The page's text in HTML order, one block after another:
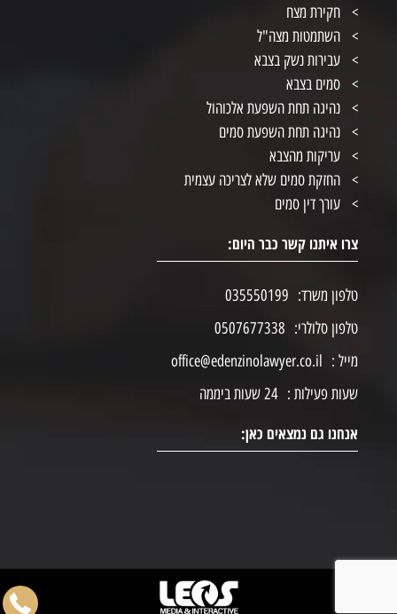
חקירת מצח
השתמטות מצה"ל
עבירות נשק בצבא
סמים בצבא
נהיגה תחת השפעת אלכוהול
נהיגה תחת השפעת סמים
עריקות מהצבא
החזקת סמים שלא לצריכה עצמית
עורך דין סמים
צרו איתנו קשר כבר היום:
טלפון משרד: 035550199
טלפון סלולרי: 0507677338
מייל : office@edenzinolawyer.co.il
שעות פעילות : 24 שעות ביממה
אנחנו גם נמצאים כאן: